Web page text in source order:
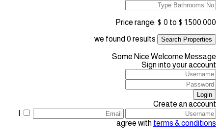
Price range: $ 0 to $ 1.500.000
Search Properties
we found 0 results
Some Nice Welcome Message
Sign into your account
Login
Create an account
agree with terms & conditions